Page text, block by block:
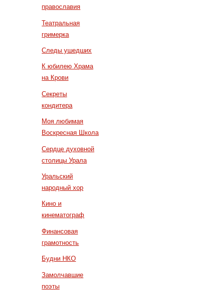
православия
Театральная
гримерка
Следы ушедших
К юбилею Храма
на Крови
Секреты
кондитера
Моя любимая
Воскресная Школа
Сердце духовной
столицы Урала
Уральский
народный хор
Кино и
кинематограф
Финансовая
грамотность
Будни НКО
Замолчавшие
поэты